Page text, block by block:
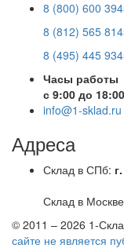
8 (800) 600
8 (812) 565
8 (495) 445
Часы работы
с 9:00 до 18:00
info@1-sklad.ru
Адреса
Склад в СПб:
Склад в
© 2011 – 2026 1-
сайте не является